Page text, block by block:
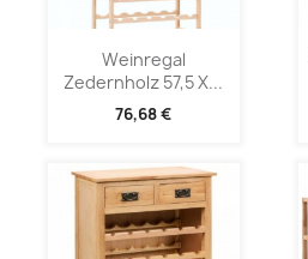
Weinregal
Zedernholz 57,5 X...
76,68 €